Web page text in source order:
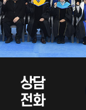
상담
전화